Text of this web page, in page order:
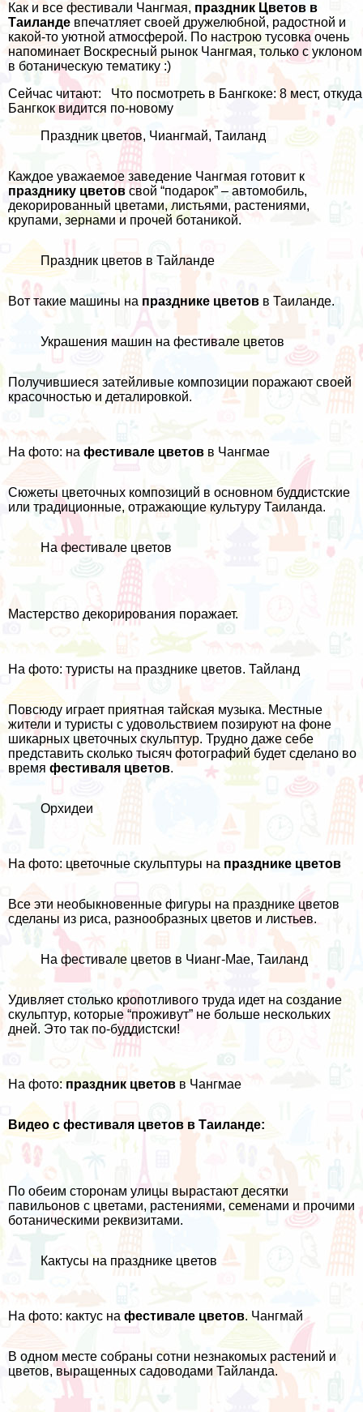
Как и все фестивали Чангмая, праздник Цветов в
Таиланде впечатляет своей дружелюбной, радостной и
какой-то уютной атмосферой. По настрою тусовка очень
напоминает Воскресный рынок Чангмая, только с уклоном
в ботаническую тематику :)
Сейчас читают:
Что посмотреть в Бангкоке: 8 мест, откуда
Бангкок видится по-новому
Праздник цветов, Чиангмай, Таиланд
Каждое уважаемое заведение Чангмая готовит к
празднику цветов свой “подарок” – автомобиль,
декорированный цветами, листьями, растениями,
крупами, зернами и прочей ботаникой.
Праздник цветов в Тайланде
Вот такие машины на празднике цветов в Таиланде.
Украшения машин на фестивале цветов
Получившиеся затейливые композиции поражают своей
красочностью и деталировкой.
На фото: на фестивале цветовв Чангмае
Сюжеты цветочных композиций в основном буддистские
или традиционные, отражающие культуру Таиланда.
На фестивале цветов
Мастерство декорирования поражает.
На фото: туристы на празднике цветов. Тайланд
Повсюду играет приятная тайская музыка. Местные
жители и туристы с удовольствием позируют на фоне
шикарных цветочных скульптур. Трудно даже себе
представить сколько тысяч фотографий будет сделано во
время фестиваля цветов.
Орхидеи
На фото: цветочные скульптуры на празднике цветов
Все эти необыкновенные фигуры на празднике цветов
сделаны из риса, разнообразных цветов и листьев.
На фестивале цветов в Чианг-Мае, Таиланд
Удивляет столько кропотливого труда идет на создание
скульптур, которые “проживут” не больше нескольких
дней. Это так по-буддистски!
На фото:праздник цветовв Чангмае
Видео с фестиваля цветов в Таиланде:
По обеим сторонам улицы вырастают десятки
павильонов с цветами, растениями, семенами и прочими
ботаническими реквизитами.
Кактусы на празднике цветов
На фото: кактус на фестивале цветов. Чангмай
В одном месте собраны сотни незнакомых растений и
цветов, выращенных садоводами Тайланда.